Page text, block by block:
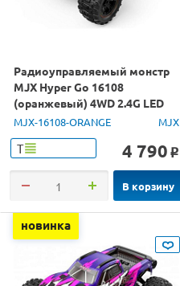
Радиоуправляемый монстр
MJX Hyper Go 16108
(оранжевый) 4WD 2.4G LED
1/16 RTR
MJX-16108-ORANGE MJX
Т 4 790 o
В корзину
новинка